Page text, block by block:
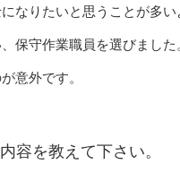
なりたいと思うことが多
保守作業職員を選びまし
意外です。
容を教えて下さい。